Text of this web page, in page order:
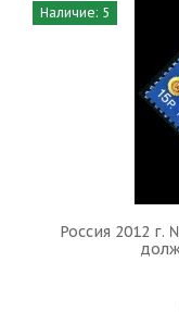
Наличие: 5
Россия 2012 г.